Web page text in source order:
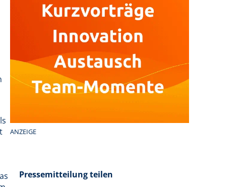
ANZEIGE
Pressemitteilung teilen